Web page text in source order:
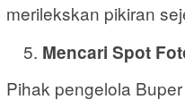
merilekskan pikiran
Mencari Spot
Pihak pengelola